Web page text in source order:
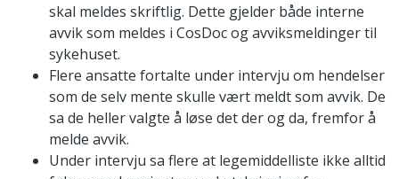
skal meldes skriftlig. Dette gjelder både interne
avvik som meldes i CosDoc og avviksmeldinger til
sykehuset.
Flere ansatte fortalte under intervju om hendelser
som de selv mente skulle vært meldt som avvik. De
sa de heller valgte å løse det der og da, fremfor å
melde avvik.
Under intervju sa flere at legemiddelliste ikke alltid